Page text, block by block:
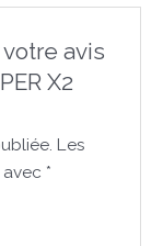
avis
X2
Les
*